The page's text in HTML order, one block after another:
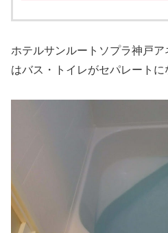
ホテルサンルートソプラ神戸
はバス・トイレがセパレートに